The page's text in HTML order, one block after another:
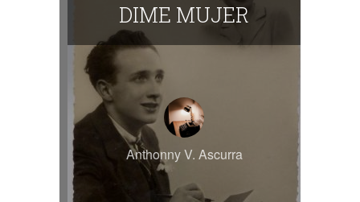
DIME MUJER
Anthonny V. Ascurra